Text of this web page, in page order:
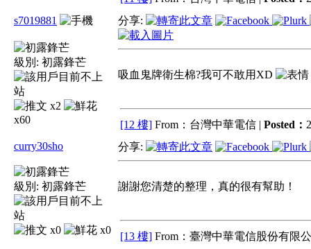
s7019881
級別: 初露鋒芒
x2
x60
分享:
吸血鬼牌衛生棉?我可不敢用XD
[12 樓] From：台灣中華電信 | Posted：
curry30sho
級別: 初露鋒芒
x0 x0
分享:
謝謝您清楚的整理，真的很有幫助！
[13 樓] From：臺灣中華電信股份有限